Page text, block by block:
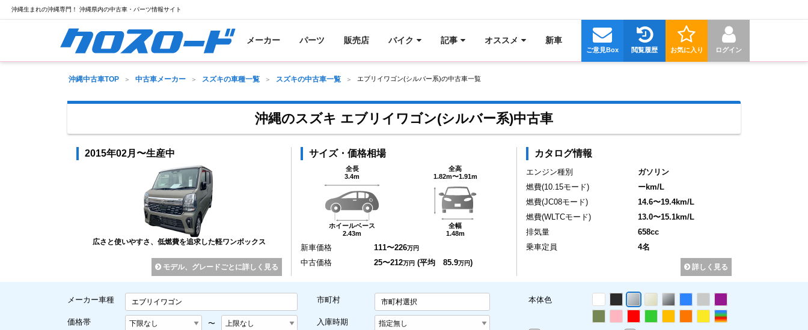
沖縄生まれの沖縄専門！ 沖縄県内の中古車・パーツ情報サイト
メーカー パーツ 販売店 バイク 記事 オススメ 新車
ログイン
お気に入り
閲覧履歴
ご意見Box
沖縄中古車TOP 中古車メーカー スズキの車種一覧 スズキの中古車一覧 エブリイワゴン(シルバー系)の中古車一覧
沖縄のスズキ エブリイワゴン(シルバー系)中古車
2015年02月〜生産中
広さと使いやすさ、低燃費を追求した軽ワンボックス
モデル、グレードごとに詳しく見る
サイズ・価格相場
全長
3.4m
ホイールベース
2.43m
全高
1.82m〜1.91m
全幅
1.48m
新車価格 111〜226万円
中古価格 25〜212万円 (平均 85.9万円)
カタログ情報
エンジン種別
ガソリン
燃費(10.15モード)
ーkm/L
燃費(JC08モード)
14.6〜19.4km/L
燃費(WLTCモード)
13.0〜15.1km/L
排気量
658cc
乗車定員
4名
詳しく見る
メーカー車種 エブリイワゴン
価格帯 〜
市町村 市町村選択
入庫時期
本体色